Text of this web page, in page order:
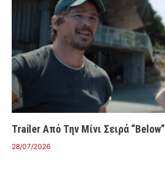
Trailer Από Την Μίνι Σειρά “Below”
28/07/2026